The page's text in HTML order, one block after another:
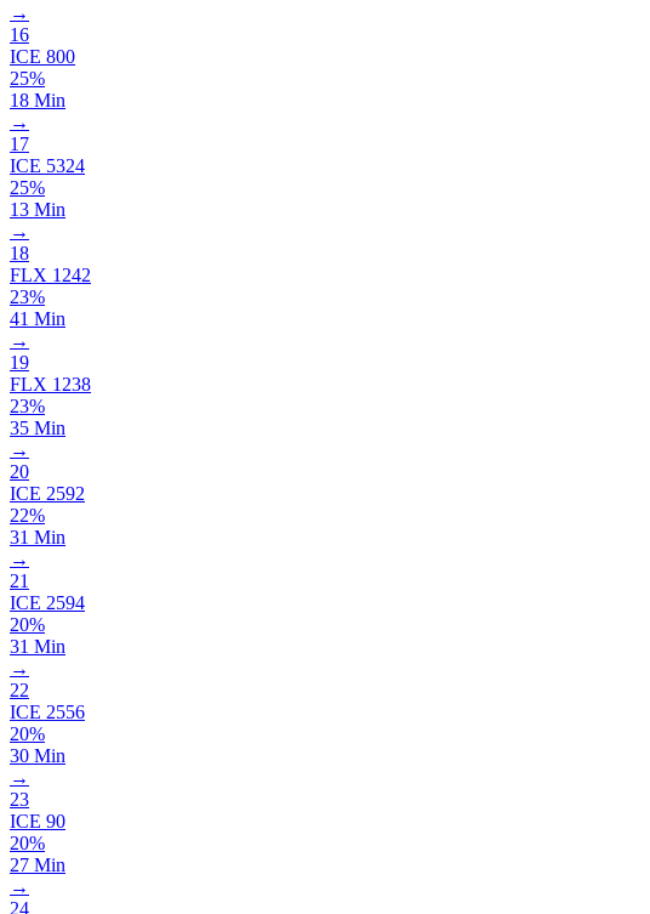
→
16
ICE 800
25%
18 Min
→
17
ICE 5324
25%
13 Min
→
18
FLX 1242
23%
41 Min
→
19
FLX 1238
23%
35 Min
→
20
ICE 2592
22%
31 Min
→
21
ICE 2594
20%
31 Min
→
22
ICE 2556
20%
30 Min
→
23
ICE 90
20%
27 Min
→
24